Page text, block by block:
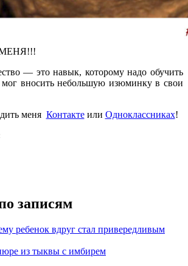
— это навык, которому надо обучить
вносить небольшую изюминку в свои
меня Контактеили Одноклассниках!
записям
ребенок вдруг стал привередливым
из тыквы с имбирем